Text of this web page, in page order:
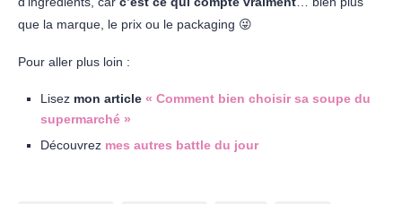
que la marque, le prix ou le packaging 😜
Pour aller plus loin :
Lisez mon article « Comment bien choisir sa soupe du
supermarché »
Découvrez mes autres battle du jour